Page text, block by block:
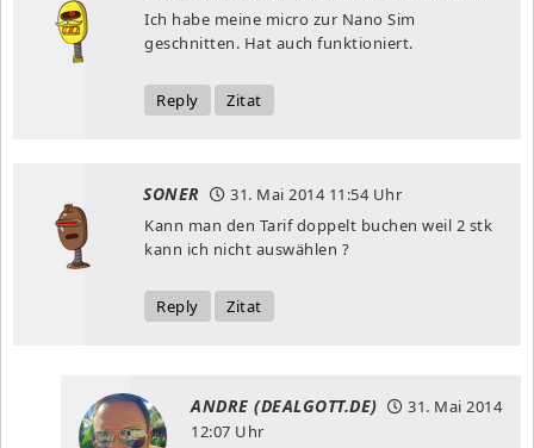
Ich habe meine micro zur Nano Sim
geschnitten. Hat auch funktioniert.
Reply Zitat
SONER 31. Mai 201411:54 Uhr
Kann man den Tarif doppelt buchen weil 2 stk
kann ich nicht auswählen ?
Reply Zitat
ANDRE (DEALGOTT.DE)
31. Mai 2014
12:07 Uhr